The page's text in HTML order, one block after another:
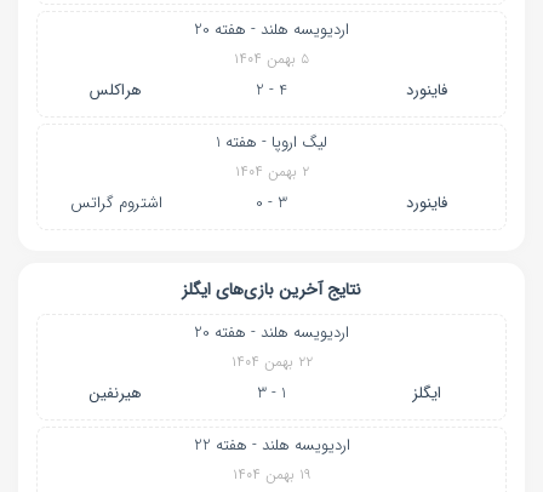
اردیویسه هلند - هفته 20
۵ بهمن ۱۴۰۴
فاینورد 4 - 2 هراکلس
لیگ اروپا - هفته 1
۲ بهمن ۱۴۰۴
فاینورد 3 - 0 اشتروم گراتس
نتایج آخرین بازی‌های ایگلز
اردیویسه هلند - هفته 20
۲۲ بهمن ۱۴۰۴
ایگلز 1 - 3 هیرنفین
اردیویسه هلند - هفته 22
۱۹ بهمن ۱۴۰۴